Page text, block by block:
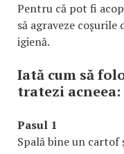
Pentru că pot fi
să agraveze coșurile
igienă.
Iată cum să
tratezi acneea:
Pasul 1
Spală bine un cartof